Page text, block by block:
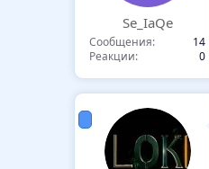
Se_IaQe
Сообщения
14
Реакции
0